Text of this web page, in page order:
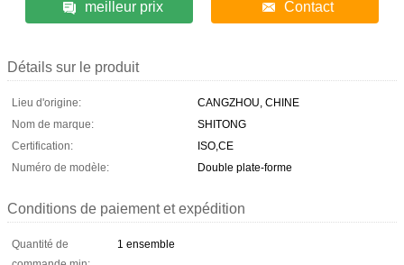
meilleur prix Contact
Détails sur le produit
Lieu d'origine:
CANGZHOU, CHINE
Nom de marque:
SHITONG
Certification:
ISO,CE
Numéro de modèle:
Double plate-forme
Conditions de paiement et expédition
Quantité de
1 ensemble